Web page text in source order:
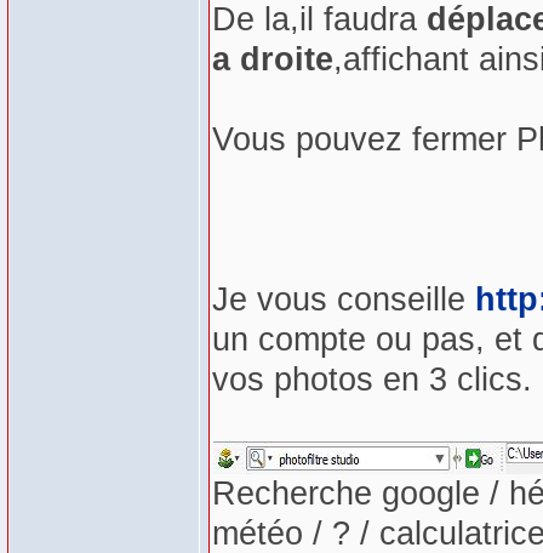
De la,il faudra
a droite,affichant
Vous pouvez fermer
Je vous conseille
un compte ou pas, et
vos photos en 3 clics.
Recherche google /
météo / ? /